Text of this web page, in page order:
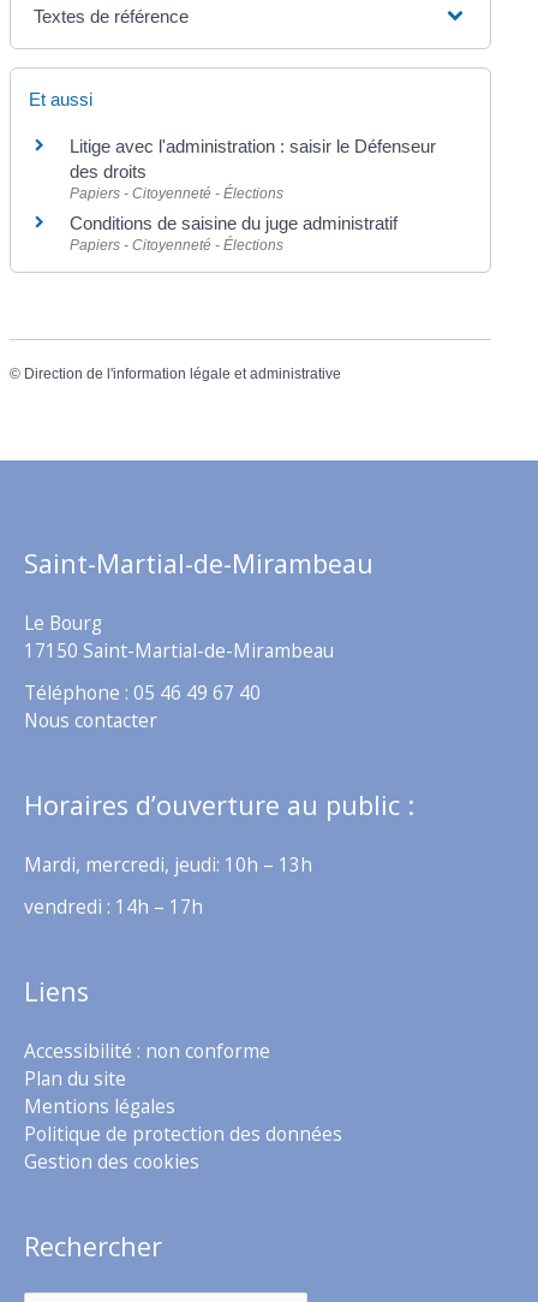
Textes de référence
Et aussi
Litige avec l'administration : saisir le Défenseur
des droits
Papiers - Citoyenneté - Élections
Conditions de saisine du juge administratif
Papiers - Citoyenneté - Élections
© Direction de l'information légale et administrative
Saint-Martial-de-Mirambeau
Le Bourg
17150 Saint-Martial-de-Mirambeau
Téléphone : 05 46 49 67 40
Nous contacter
Horaires d’ouverture au public :
Mardi, mercredi, jeudi: 10h – 13h
vendredi : 14h – 17h
Liens
Accessibilité : non conforme
Plan du site
Mentions légales
Politique de protection des données
Gestion des cookies
Rechercher